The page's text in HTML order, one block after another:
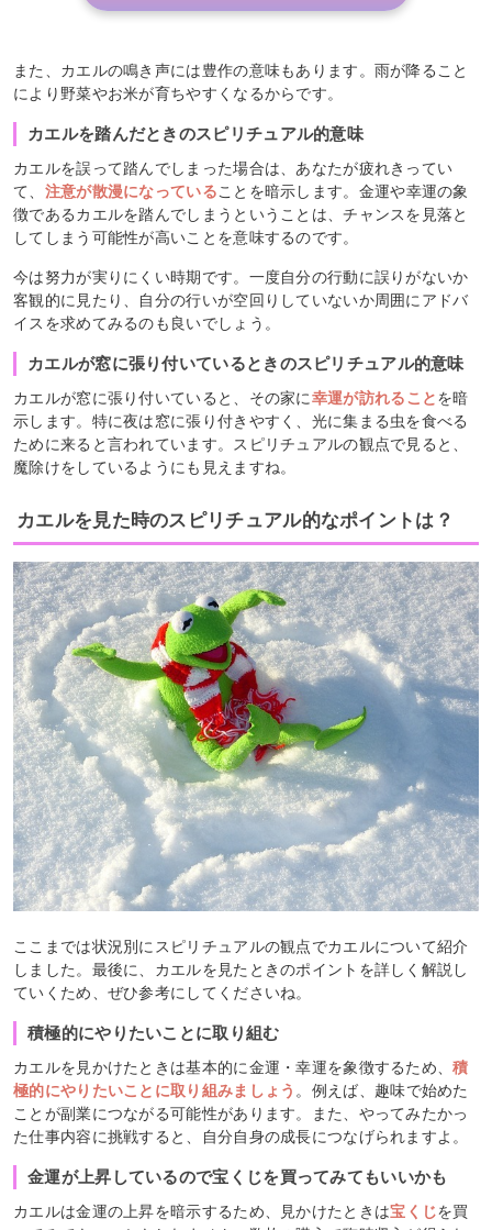
また、カエルの鳴き声には豊作の意味もあります。雨が降ること
により野菜やお米が育ちやすくなるからです。
カエルを踏んだときのスピリチュアル的意味
カエルを誤って踏んでしまった場合は、あなたが疲れきってい
て、 注意が散漫になっていることを暗示します。金運や幸運の象
徴であるカエルを踏んでしまうということは、チャンスを見落と
してしまう可能性が高いことを意味するのです。
今は努力が実りにくい時期です。一度自分の行動に誤りがないか
客観的に見たり、自分の行いが空回りしていないか周囲にアドバ
イスを求めてみるのも良いでしょう。
カエルが窓に張り付いているときのスピリチュアル的意味
カエルが窓に張り付いていると、その家に幸運が訪れることを暗
示します。特に夜は窓に張り付きやすく、光に集まる虫を食べる
ために来ると言われています。スピリチュアルの観点で見ると、
魔除けをしているようにも見えますね。
カエルを見た時のスピリチュアル的なポイントは？
ここまでは状況別にスピリチュアルの観点でカエルについて紹介
しました。最後に、カエルを見たときのポイントを詳しく解説し
ていくため、ぜひ参考にしてくださいね。
積極的にやりたいことに取り組む
カエルを見かけたときは基本的に金運・幸運を象徴するため、積
極的にやりたいことに取り組みましょう 。例えば、趣味で始めた
ことが副業につながる可能性があります。また、やってみたかっ
た仕事内容に挑戦すると、自分自身の成長につなげられますよ。
金運が上昇しているので宝くじを買ってみてもいいかも
カエルは金運の上昇を暗示するため、見かけたときは宝くじを買